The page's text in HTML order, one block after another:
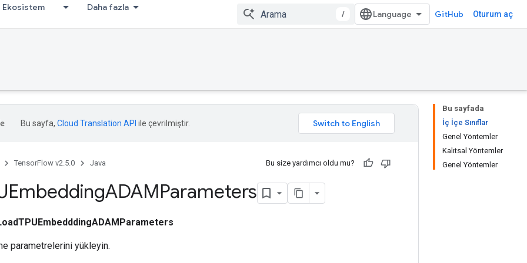
Ekosistem Daha fazla
/ GitHub Oturum aç
Bu sayfada
İç İçe Sınıflar
Genel Yöntemler
Kalıtsal Yöntemler
Genel Yöntemler
Bu sayfa, Cloud Translation API ile çevrilmiştir.
TensorFlow v2.5.0 Java Bu size yardımcı oldu mu?
ADAMParameters
parametrelerini yükleyin.